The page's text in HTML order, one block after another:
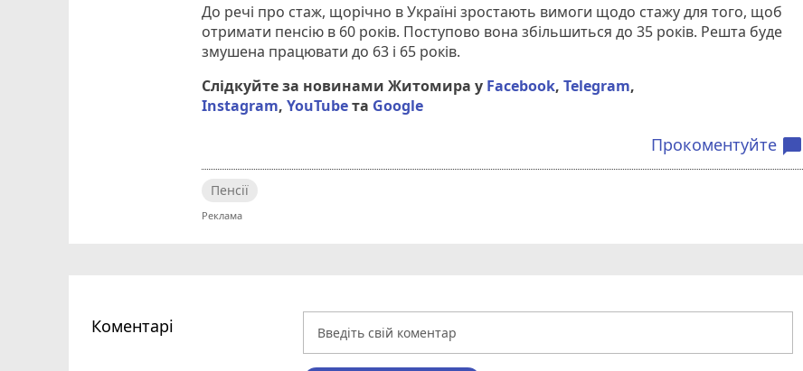
До речі про стаж, щорічно в Україні зростають вимоги щодо стажу для того, щоб
отримати пенсію в 60 років. Поступово вона збільшиться до 35 років. Решта буде
змушена працювати до 63 і 65 років.
Слідкуйте за новинами Житомира у Facebook,Telegram,
Instagram,YouTubeта Google
Прокоментуйте chat_bubble
Пенсії
Коментарі